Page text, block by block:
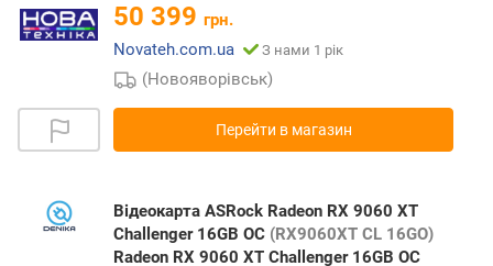
50 399 грн.
Novateh.com.ua
З нами 1 рік
(Новояворівськ)
Перейти в магазин
Відеокарта ASRock Radeon RX 9060 XT
Challenger 16GB OC (RX9060XT CL 16GO)
Radeon RX 9060 XT Challenger 16GB OC